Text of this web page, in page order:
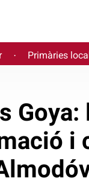
· Primàries
Goya:
i